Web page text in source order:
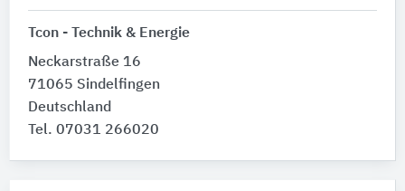
Tcon - Technik & Energie
Neckarstraße 16
71065 Sindelfingen
Deutschland
Tel. 07031 266020